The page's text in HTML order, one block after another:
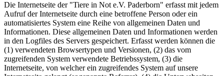
Die Internetseite der "Tiere in Not e.V. Paderborn" erfasst mit jedem
Aufruf der Internetseite durch eine betroffene Person oder ein
automatisiertes System eine Reihe von allgemeinen Daten und
Informationen. Diese allgemeinen Daten und Informationen werden
in den Logfiles des Servers gespeichert. Erfasst werden können die
(1) verwendeten Browsertypen und Versionen, (2) das vom
zugreifenden System verwendete Betriebssystem, (3) die
Internetseite, von welcher ein zugreifendes System auf unsere